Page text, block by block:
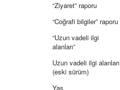
“Ziyaret” raporu
“Coğrafi bilgiler” raporu
“Uzun vadeli ilgi
alanları”
Uzun vadeli ilgi alanları
(eski sürüm)
Yaş